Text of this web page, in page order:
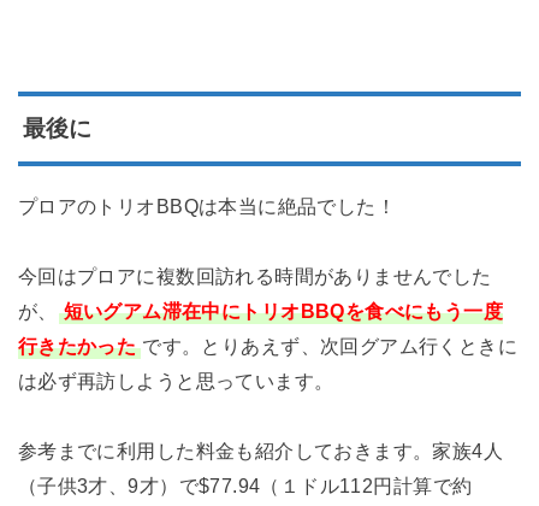
最後に
プロアのトリオBBQは本当に絶品でした！
今回はプロアに複数回訪れる時間がありませんでした
が、
短いグアム滞在中にトリオBBQを食べにもう一度
行きたかった です。とりあえず、次回グアム行くときに
は必ず再訪しようと思っています。
参考までに利用した料金も紹介しておきます。家族4人
（子供3才、9才）で$77.94（１ドル112円計算で約